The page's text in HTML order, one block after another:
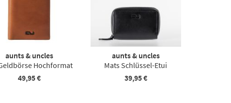
aunts & uncles
Hochformat
49,95 €
aunts & uncles
Mats Schlüssel-Etui
39,95 €